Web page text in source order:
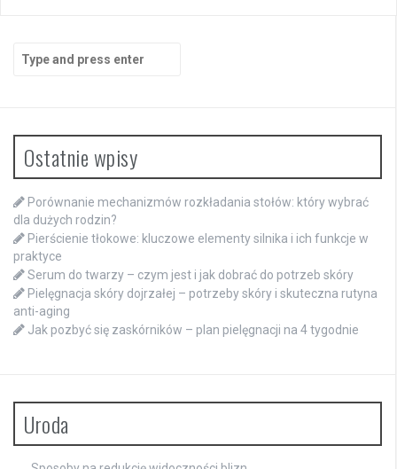
Search
for:
Ostatnie wpisy
Porównanie mechanizmów rozkładania stołów: który wybrać
dla dużych rodzin?
Pierścienie tłokowe: kluczowe elementy silnika i ich funkcje w
praktyce
Serum do twarzy – czym jest i jak dobrać do potrzeb skóry
Pielęgnacja skóry dojrzałej – potrzeby skóry i skuteczna rutyna
anti-aging
Jak pozbyć się zaskórników – plan pielęgnacji na 4 tygodnie
Uroda